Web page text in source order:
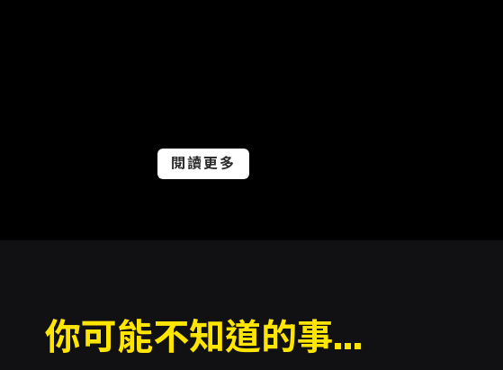
閱讀更多
你可能不知道的事...